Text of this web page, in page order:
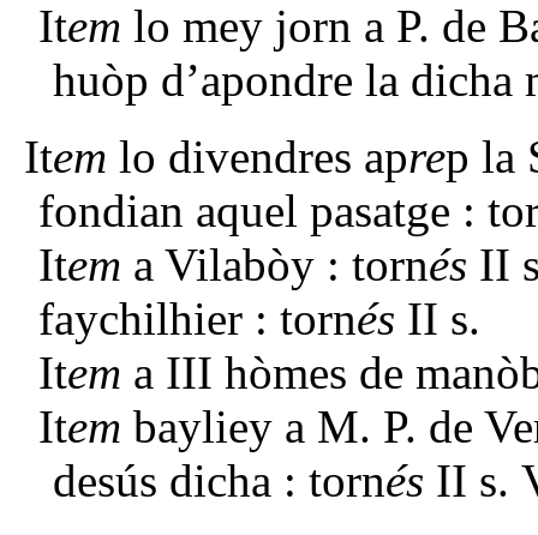
Item lo mey jorn a P. de
huòp d’apondre la
Item lo divendres aprep la
fondian aquel pasatge :
Item a Vilabòy : tornés II
faychilhier : tornés II s.
Item a III hòmes de
Item bayliey a M. P. de
desús dicha : tornés II s.